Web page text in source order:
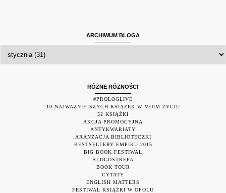
ARCHIWUM BLOGA
RÓŻNE RÓŻNOŚCI
#PROLOGLIVE
10 NAJWAŻNIEJSZYCH KSIĄŻEK W MOIM ŻYCIU
52 KSIĄŻKI
AKCJA PROMOCYJNA
ANTYKWARIATY
ARANŻACJA BIBLIOTECZKI
BESTSELLERY EMPIKU 2015
BIG BOOK FESTIWAL
BLOGOSTREFA
BOOK TOUR
CYTATY
ENGLISH MATTERS
FESTIWAL KSIĄŻKI W OPOLU